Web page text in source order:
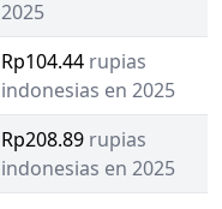
2025
Rp104.44 rupias
indonesias en 2025
Rp208.89 rupias
indonesias en 2025